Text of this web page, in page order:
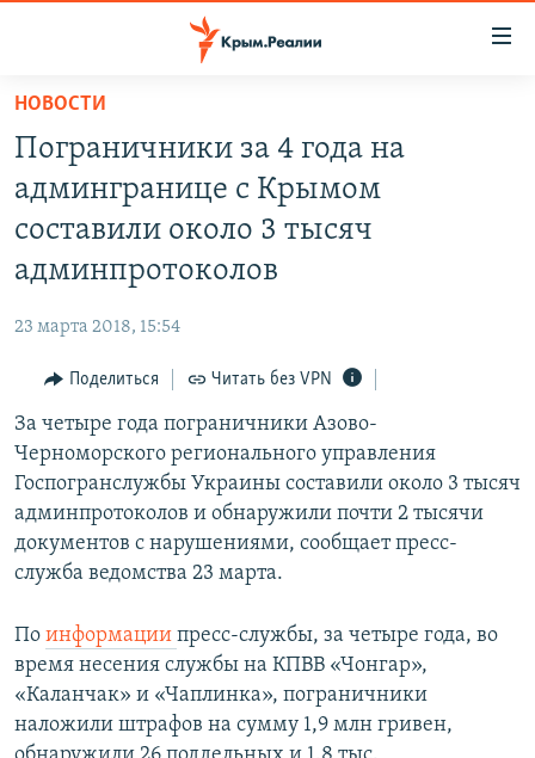
Вернуться
основному
содержанию
главной
Вернутся
поиску
СПЕЦПРОЕКТЫ
ИНТЕРАКТИВ
ИНФОГРАФИКА
ТЕЛЕПРОЕКТ КРЫМ.РЕАЛИИ
СОВЕТЫ ПРАВОЗАЩИТНИКОВ
ПРОПАВШИЕ БЕЗ ВЕСТИ
ПОБЕДИТЕЛЕЙ НЕ СУДЯТ?
ELIFBE
УКРАИНСКАЯ ПРОБЛЕМА КРЫМА
РАДІО СВОБОДА
КАК ОБОЙТИ БЛОКИРОВКУ
Українською
Qırımtatar
ПРИСОЕДИНЯЙТЕСЬ!
Все сайты RFE/RL
НОВОСТИ
Пограничники за 4 года на
админгранице с Крымом
составили около 3 тысяч
админпротоколов
23 марта 2018, 15:54
Поделиться Читать без VPN
За четыре года пограничники Азово-
Черноморского регионального управления
Госпогранслужбы Украины составили около 3 тысяч
админпротоколов и обнаружили почти 2 тысячи
документов с нарушениями, сообщает пресс-
служба ведомства 23 марта.
По информации пресс-службы, за четыре года, во
время несения службы на КПВВ «Чонгар»,
«Каланчак» и «Чаплинка», пограничники
наложили штрафов на сумму 1,9 млн гривен,